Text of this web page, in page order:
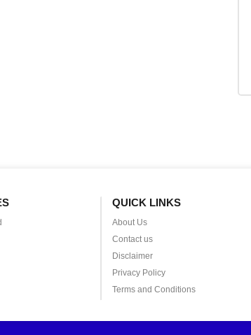
QUICK LINKS
About Us
Contact us
Disclaimer
Privacy Policy
Terms and Conditions